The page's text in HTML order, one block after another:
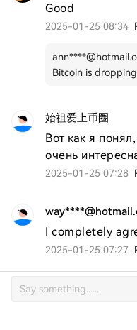
Good
2025-01-25 08:34
Bitcoin is
始祖爱上币圈
Вот как я
очень
2025-01-25 07:28
I completely
2025-01-25 07:27